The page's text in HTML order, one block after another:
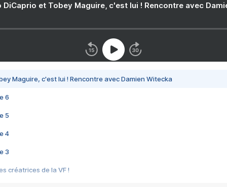
DiCaprio et Tobey Maguire, c'est lui ! Rencontre avec
Maguire, c'est lui ! Rencontre avec Damien Witecka
6
5
4
3
créatrices de la VF !